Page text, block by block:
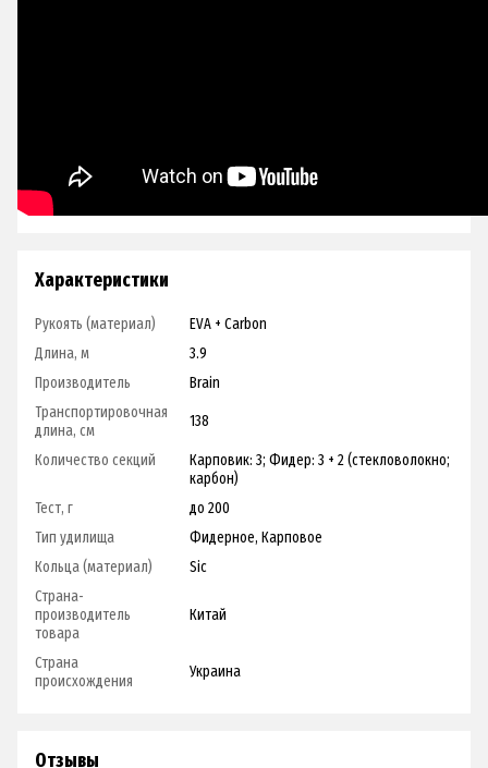
Характеристики
Рукоять (материал)
EVA + Carbon
Длина, м
3.9
Производитель
Brain
Транспортировочная
длина, см
138
Количество секций
Карповик: 3; Фидер: 3 + 2 (стекловолокно;
карбон)
Тест, г
до 200
Тип удилища
Фидерное, Карповое
Кольца (материал)
Sic
Страна-
производитель
товара
Китай
Страна
происхождения
Украина
Отзывы